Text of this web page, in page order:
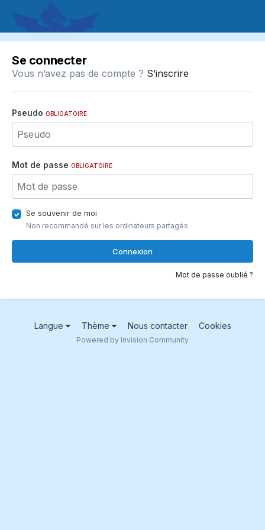
Se connecter
Vous n’avez pas de compte ? S’inscrire
Pseudo OBLIGATOIRE
Mot de passe OBLIGATOIRE
Se souvenir de moi
Non recommandé sur les ordinateurs partagés
Connexion
Mot de passe oublié ?
Langue Thème Nous contacter Cookies
Powered by Invision Community